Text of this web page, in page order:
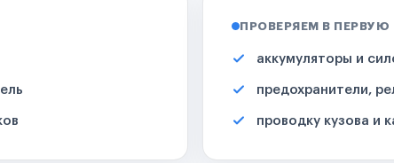
ПРОВЕРЯЕМ В ПЕРВУЮ
аккумуляторы и
предохранители,
проводку кузова и